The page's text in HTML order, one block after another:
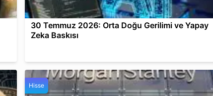
30 Temmuz 2026: Orta Doğu Gerilimi ve Yapay
Zeka Baskısı
Hisse